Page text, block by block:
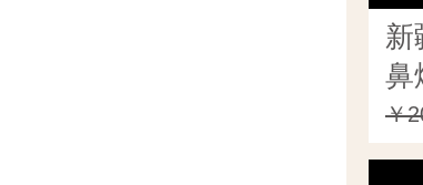
新
鼻
￥